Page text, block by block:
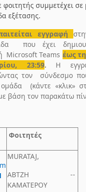
φοιτητής συμμετέχει σε
εξέτασης.
εγγραφή
που έχει
Microsoft Teams έως
23:59. Η
τον σύνδεσμο που
(κάντε «κλικ»
βάση τον παρακάτω
Φοιτητές
MURATAJ,
ΑΒΤΖΗ --
ΚΑΜΑΤΕΡΟΥ